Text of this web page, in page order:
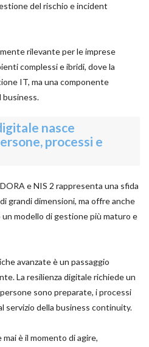
del rischio e incident
rilevante per le imprese
complessi e ibridi, dove la
IT, ma una componente
business.
nasce
processi e
e NIS 2 rappresenta una sfida
grandi dimensioni, ma offre anche
modello di gestione più maturo e
avanzate è un passaggio
La resilienza digitale richiede un
sono preparate, i processi
servizio della business continuity.
è il momento di agire,